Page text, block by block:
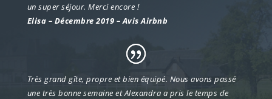
un super séjour. Merci encore !
Elisa – Décembre 2019 – Avis Airbnb
Très grand gîte, propre et bien équipé. Nous avons passé
une très bonne semaine et Alexandra a pris le temps de